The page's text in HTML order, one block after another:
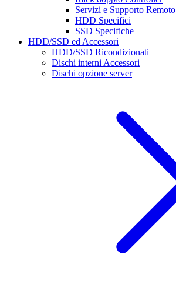
Servizi e Supporto Remoto
HDD Specifici
SSD Specifiche
HDD/SSD ed Accessori
HDD/SSD Ricondizionati
Dischi interni Accessori
Dischi opzione server